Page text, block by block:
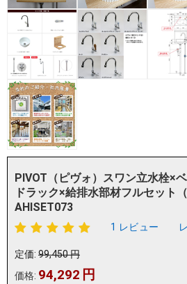
PIVOT（ピヴォ）スワン立水栓×
ドラック×給排水部材フルセット
AHISET073
1 レビュー
定価: 99,450円
価格: 94,292 円